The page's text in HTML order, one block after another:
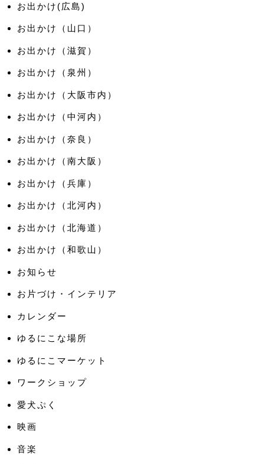
お出かけ(広島)
お出かけ（山口）
お出かけ（滋賀）
お出かけ（泉州）
お出かけ（大阪市内）
お出かけ（中河内）
お出かけ（奈良）
お出かけ（南大阪）
お出かけ（兵庫）
お出かけ（北河内）
お出かけ（北海道）
お出かけ（和歌山）
お知らせ
お片づけ・インテリア
カレンダー
ゆるにこな場所
ゆるにこマーケット
ワークショップ
愛犬ぷく
映画
音楽